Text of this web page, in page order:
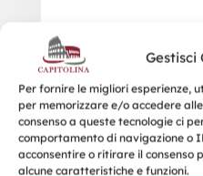
Gestisci
Per fornire le migliori esperienze,
per memorizzare e/o accedere
consenso a queste tecnologie ci
comportamento di navigazione o
acconsentire o ritirare il consenso
alcune caratteristiche e funzioni.